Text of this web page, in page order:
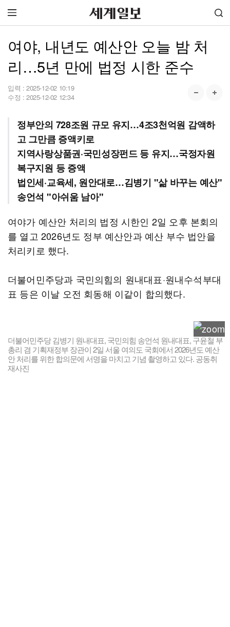
여야, 내년도 예산안 오늘 밤 처
리…5년 만에 법정 시한 준수
입력 : 2025-12-02 10:19
수정 : 2025-12-02 12:34
정부안의 728조원 규모 유지…4조3천억원 감액하
고 그만큼 증액키로
지역사랑상품권·국민성장펀드 등 유지…국정자원
복구지원 등 증액
법인세·교육세, 원안대로…김병기 "삶 바꾸는 예산"
송언석 "아쉬움 남아"
여야가 예산안 처리의 법정 시한인 2일 오후 본회의
를 열고 2026년도 정부 예산안과 예산 부수 법안을
처리키로 했다.
더불어민주당과 국민의힘의 원내대표·원내수석부대
표 등은 이날 오전 회동해 이같이 합의했다.
더불어민주당 김병기 원내대표, 국민의힘 송언석 원내대표, 구윤철 부
총리 겸 기획재정부 장관이 2일 서울 여의도 국회에서 2026년도 예산
안 처리를 위한 합의문에 서명을 마치고 기념 촬영하고 있다. 공동취
재사진